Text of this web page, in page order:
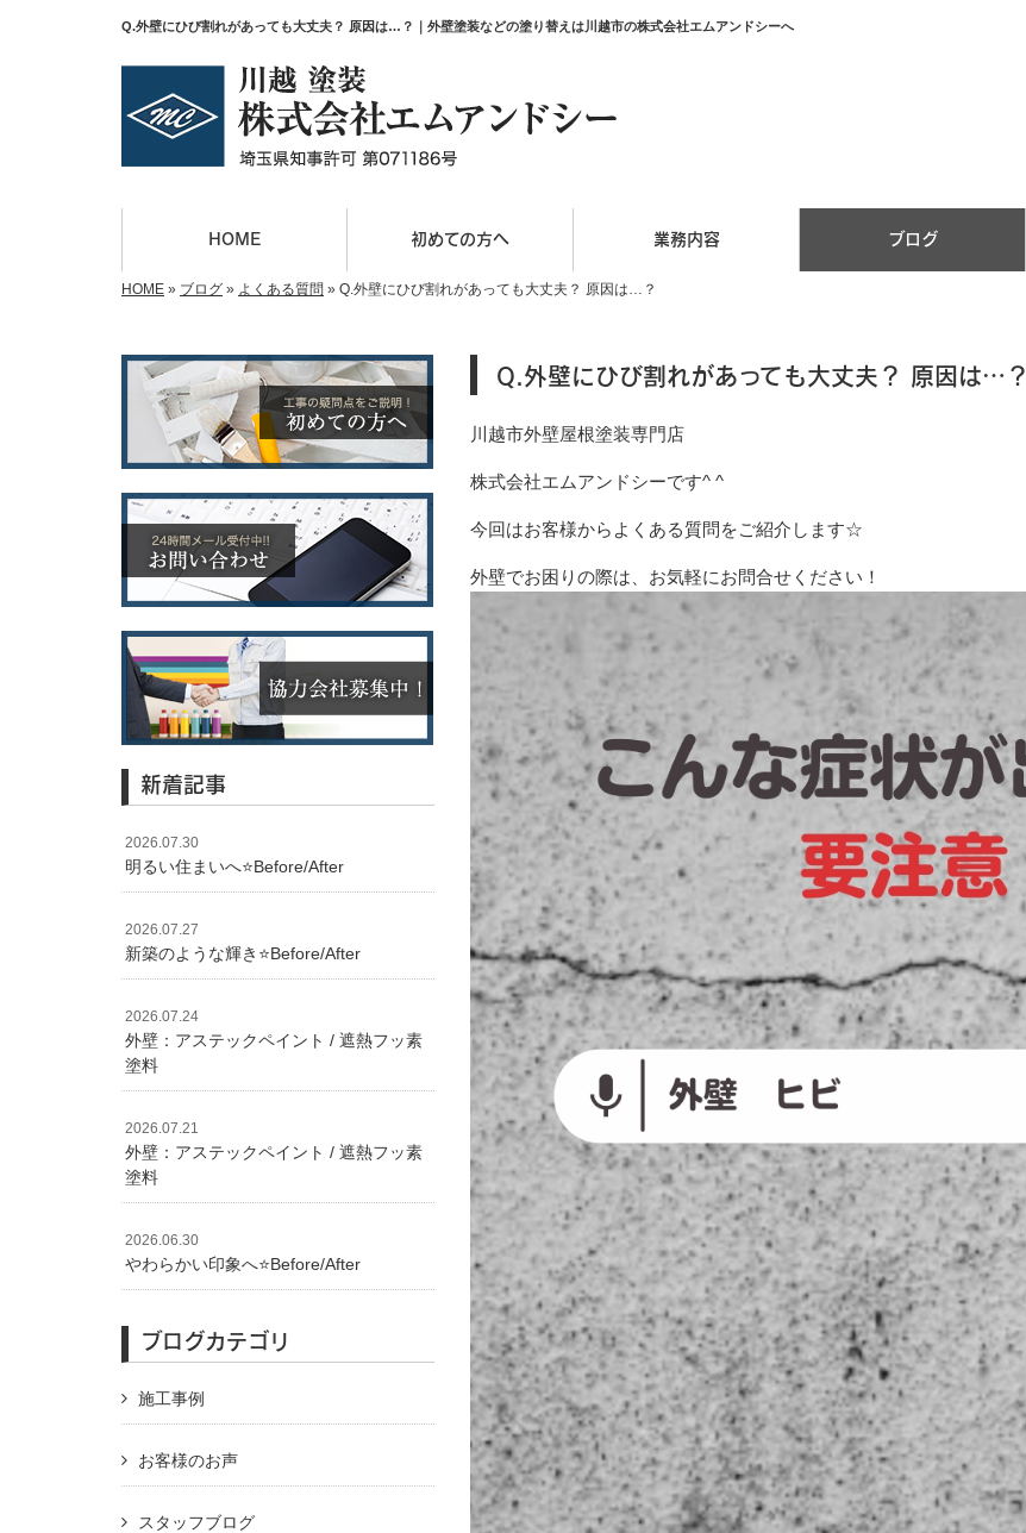
Q.外壁にひび割れがあっても大丈夫？ 原因は…？｜外壁塗装などの塗り替えは川越市の株式会社エムアンドシーへ
HOME 初めての方へ 業務内容 ブログ
HOME » ブログ » よくある質問 » Q.外壁にひび割れがあっても大丈夫？ 原因は…？
Q.外壁にひび割れがあっても大丈夫？ 原因は…？
川越市外壁屋根塗装専門店
株式会社エムアンドシーです^ ^
今回はお客様からよくある質問をご紹介します☆
外壁でお困りの際は、お気軽にお問合せください！
新着記事
2026.07.30
明るい住まいへ⭐️Before/After
2026.07.27
新築のような輝き⭐️Before/After
2026.07.24
外壁：アステックペイント / 遮熱フッ素
塗料
2026.07.21
外壁：アステックペイント / 遮熱フッ素
塗料
2026.06.30
やわらかい印象へ⭐️Before/After
ブログカテゴリ
施工事例
お客様のお声
スタッフブログ